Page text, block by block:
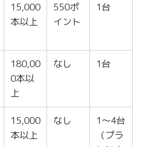
15,000
本以上
550ポ
イント
1台
180,00
0本以
上
なし 1台
15,000
本以上
なし
1～4台
（プラ